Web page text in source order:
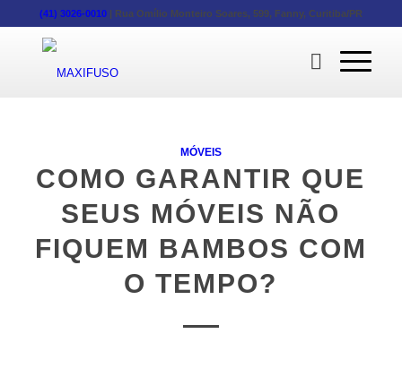
(41) 3026-0010| Rua Omílio Monteiro Soares, 599, Fanny, Curitiba/PR
MÓVEIS
COMO GARANTIR QUE
SEUS MÓVEIS NÃO
FIQUEM BAMBOS COM
O TEMPO?